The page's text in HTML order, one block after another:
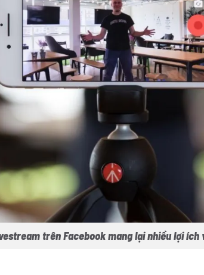
trên Facebook mang lại nhiều lợi ích